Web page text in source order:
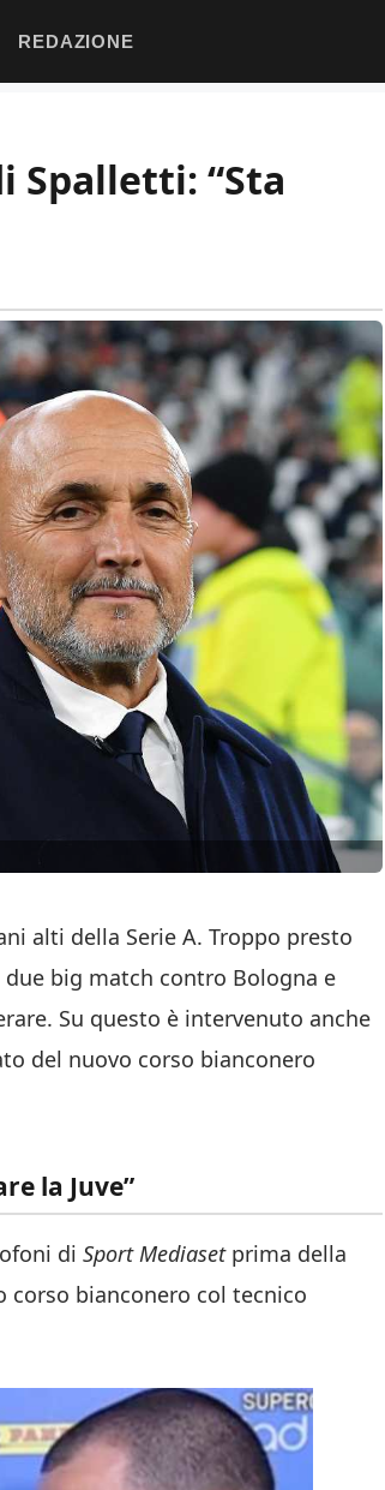
REDAZIONE
Spalletti: “Sta
alti della Serie A. Troppo presto
big match contro Bologna e
Su questo è intervenuto anche
del nuovo corso bianconero
la Juve”
di Sport Mediasetprima della
bianconero col tecnico